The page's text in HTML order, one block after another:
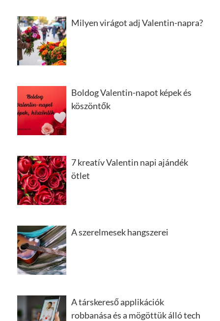
Milyen virágot adj Valentin-napra?
Boldog Valentin-napot képek és
köszöntők
7 kreatív Valentin napi ajándék
ötlet
A szerelmesek hangszerei
A társkereső applikációk
robbanása és a mögöttük álló tech